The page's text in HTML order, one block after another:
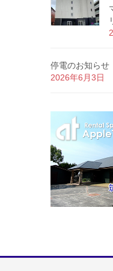
停電のお知らせ
2026年6月3日